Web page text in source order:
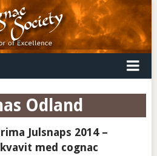
Odland
Julsnaps 2014 –
med cognac